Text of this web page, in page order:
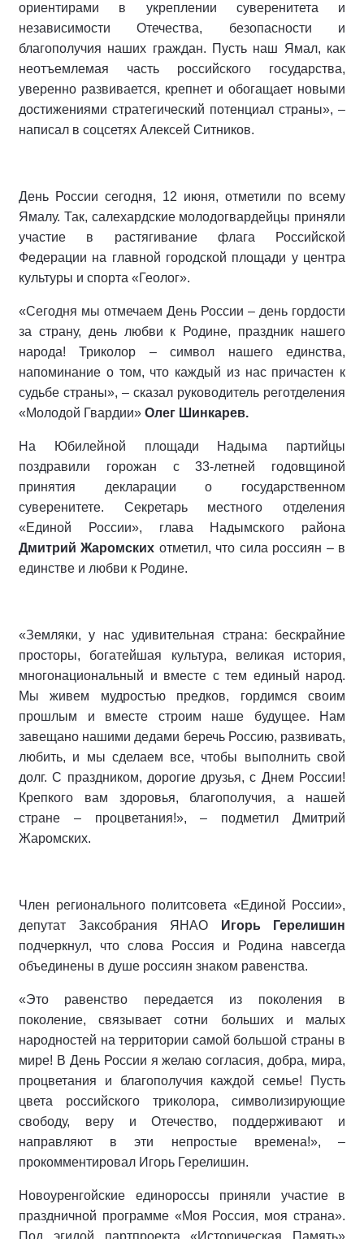
ориентирами в укреплении суверенитета и
независимости Отечества, безопасности и
благополучия наших граждан. Пусть наш Ямал, как
неотъемлемая часть российского государства,
уверенно развивается, крепнет и обогащает новыми
достижениями стратегический потенциал страны», –
написал в соцсетях Алексей Ситников.
День России сегодня, 12 июня, отметили по всему
Ямалу. Так, салехардские молодогвардейцы приняли
участие в растягивание флага Российской
Федерации на главной городской площади у центра
культуры и спорта «Геолог».
«Сегодня мы отмечаем День России – день гордости
за страну, день любви к Родине, праздник нашего
народа! Триколор – символ нашего единства,
напоминание о том, что каждый из нас причастен к
судьбе страны», – сказал руководитель реготделения
«Молодой Гвардии» Олег Шинкарев.
На Юбилейной площади Надыма партийцы
поздравили горожан с 33-летней годовщиной
принятия декларации о государственном
суверенитете. Секретарь местного отделения
«Единой России», глава Надымского района
Дмитрий Жаромских отметил, что сила россиян – в
единстве и любви к Родине.
«Земляки, у нас удивительная страна: бескрайние
просторы, богатейшая культура, великая история,
многонациональный и вместе с тем единый народ.
Мы живем мудростью предков, гордимся своим
прошлым и вместе строим наше будущее. Нам
завещано нашими дедами беречь Россию, развивать,
любить, и мы сделаем все, чтобы выполнить свой
долг. С праздником, дорогие друзья, с Днем России!
Крепкого вам здоровья, благополучия, а нашей
стране – процветания!», – подметил Дмитрий
Жаромских.
Член регионального политсовета «Единой России»,
депутат Заксобрания ЯНАО
Игорь Герелишин
подчеркнул, что слова Россия и Родина навсегда
объединены в душе россиян знаком равенства.
«Это равенство передается из поколения в
поколение, связывает сотни больших и малых
народностей на территории самой большой страны в
мире! В День России я желаю согласия, добра, мира,
процветания и благополучия каждой семье! Пусть
цвета российского триколора, символизирующие
свободу, веру и Отечество, поддерживают и
направляют в эти непростые времена!», –
прокомментировал Игорь Герелишин.
Новоуренгойские единороссы приняли участие в
праздничной программе «Моя Россия, моя страна».
Под эгидой партпроекта «Историческая Память»